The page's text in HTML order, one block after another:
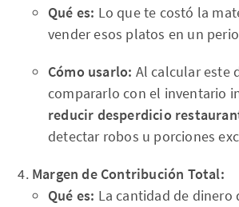
Qué es: Lo que te costó la
vender esos platos en un
Cómo usarlo: Al calcular este
compararlo con el inventario
reducir desperdicio
detectar robos u porciones
Margen de Contribución Total:
Qué es: La cantidad de dinero